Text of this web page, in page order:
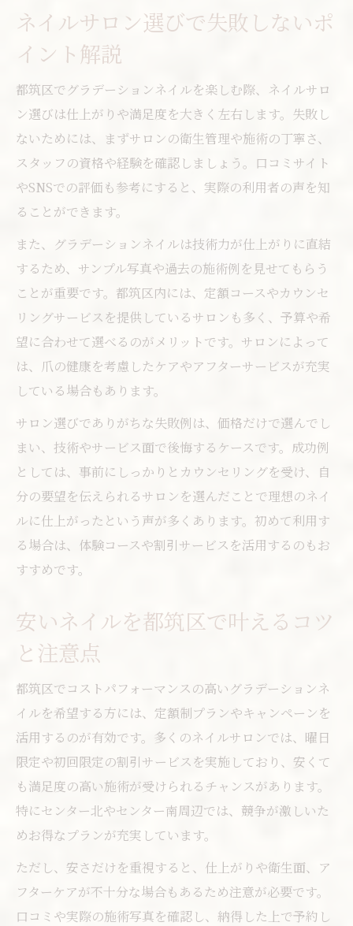
ネイルサロン選びで失敗しないポ
イント解説
都筑区でグラデーションネイルを楽しむ際、ネイルサロ
ン選びは仕上がりや満足度を大きく左右します。失敗し
ないためには、まずサロンの衛生管理や施術の丁寧さ、
スタッフの資格や経験を確認しましょう。口コミサイト
やSNSでの評価も参考にすると、実際の利用者の声を知
ることができます。
また、グラデーションネイルは技術力が仕上がりに直結
するため、サンプル写真や過去の施術例を見せてもらう
ことが重要です。都筑区内には、定額コースやカウンセ
リングサービスを提供しているサロンも多く、予算や希
望に合わせて選べるのがメリットです。サロンによって
は、爪の健康を考慮したケアやアフターサービスが充実
している場合もあります。
サロン選びでありがちな失敗例は、価格だけで選んでし
まい、技術やサービス面で後悔するケースです。成功例
としては、事前にしっかりとカウンセリングを受け、自
分の要望を伝えられるサロンを選んだことで理想のネイ
ルに仕上がったという声が多くあります。初めて利用す
る場合は、体験コースや割引サービスを活用するのもお
すすめです。
安いネイルを都筑区で叶えるコツ
と注意点
都筑区でコストパフォーマンスの高いグラデーションネ
イルを希望する方には、定額制プランやキャンペーンを
活用するのが有効です。多くのネイルサロンでは、曜日
限定や初回限定の割引サービスを実施しており、安くて
も満足度の高い施術が受けられるチャンスがあります。
特にセンター北やセンター南周辺では、競争が激しいた
めお得なプランが充実しています。
ただし、安さだけを重視すると、仕上がりや衛生面、ア
フターケアが不十分な場合もあるため注意が必要です。
口コミや実際の施術写真を確認し、納得した上で予約し